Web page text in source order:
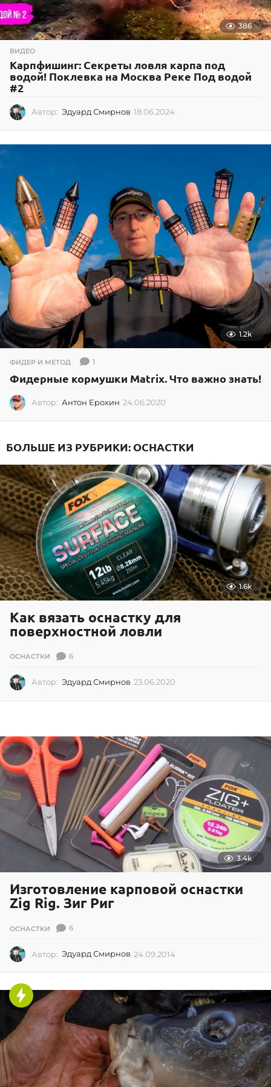
386
ВИДЕО
Карпфишинг: Секреты ловля карпа под
водой! Поклевка на Москва Реке Под водой
#2
Автор: Эдуард Смирнов 18.06.2024
0
4
1.2k
ФИДЕР И МЕТОД 1
Фидерные кормушки Matrix. Что важно знать!
Автор: Антон Ерохин 24.06.2020
6
2
0
2
0
БОЛЬШЕ ИЗ РУБРИКИ: ОСНАСТКИ
1.6k
Как вязать оснастку для
поверхностной ловли
ОСНАСТКИ 6
Автор: Эдуард Смирнов 23.06.2020
.
2
0
2
0
3.4k
Изготовление карповой оснастки
Zig Rig. Зиг Риг
ОСНАСТКИ 6
Автор: Эдуард Смирнов 24.09.2014
0
9
.
0
1
4